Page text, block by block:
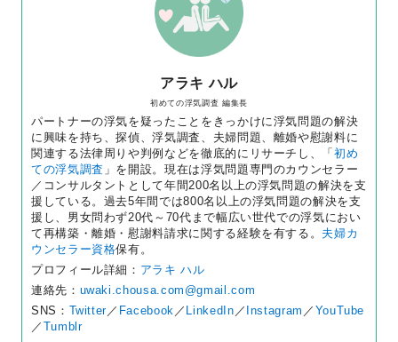
アラキ ハル
初めての浮気調査 編集長
パートナーの浮気を疑ったことをきっかけに浮気問題の解決
に興味を持ち、探偵、浮気調査、夫婦問題、離婚や慰謝料に
関連する法律周りや判例などを徹底的にリサーチし、「 初め
ての浮気調査 」を開設。現在は浮気問題専門のカウンセラー
／コンサルタントとして年間200名以上の浮気問題の解決を支
援している。過去5年間では800名以上の浮気問題の解決を支
援し、男女問わず20代～70代まで幅広い世代での浮気におい
て再構築・離婚・慰謝料請求に関する経験を有する。 夫婦カ
ウンセラー資格保有。
プロフィール詳細： アラキ ハル
連絡先： uwaki.chousa.com@gmail.com
SNS： Twitter／ Facebook ／ LinkedIn ／ Instagram ／ YouTube
／ Tumblr